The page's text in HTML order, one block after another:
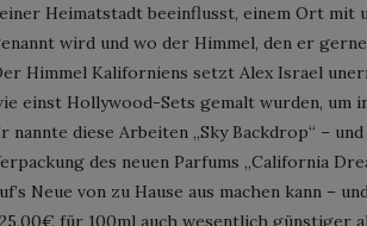
Heimatstadt beeinflusst, einem Ort mit
wird und wo der Himmel, den er
Himmel Kaliforniens setzt Alex Israel
einst Hollywood-Sets gemalt wurden, um
nannte diese Arbeiten „Sky Backdrop“ –
des neuen Parfums „California
Neue von zu Hause aus machen kann –
für 100ml auch wesentlich günstiger